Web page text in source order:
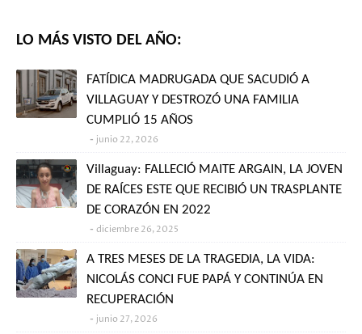
LO MÁS VISTO DEL AÑO:
FATÍDICA MADRUGADA QUE SACUDIÓ A
VILLAGUAY Y DESTROZÓ UNA FAMILIA
CUMPLIÓ 15 AÑOS
junio 22, 2026
Villaguay: FALLECIÓ MAITE ARGAIN, LA JOVEN
DE RAÍCES ESTE QUE RECIBIÓ UN TRASPLANTE
DE CORAZÓN EN 2022
diciembre 26, 2025
A TRES MESES DE LA TRAGEDIA, LA VIDA:
NICOLÁS CONCI FUE PAPÁ Y CONTINÚA EN
RECUPERACIÓN
junio 27, 2026